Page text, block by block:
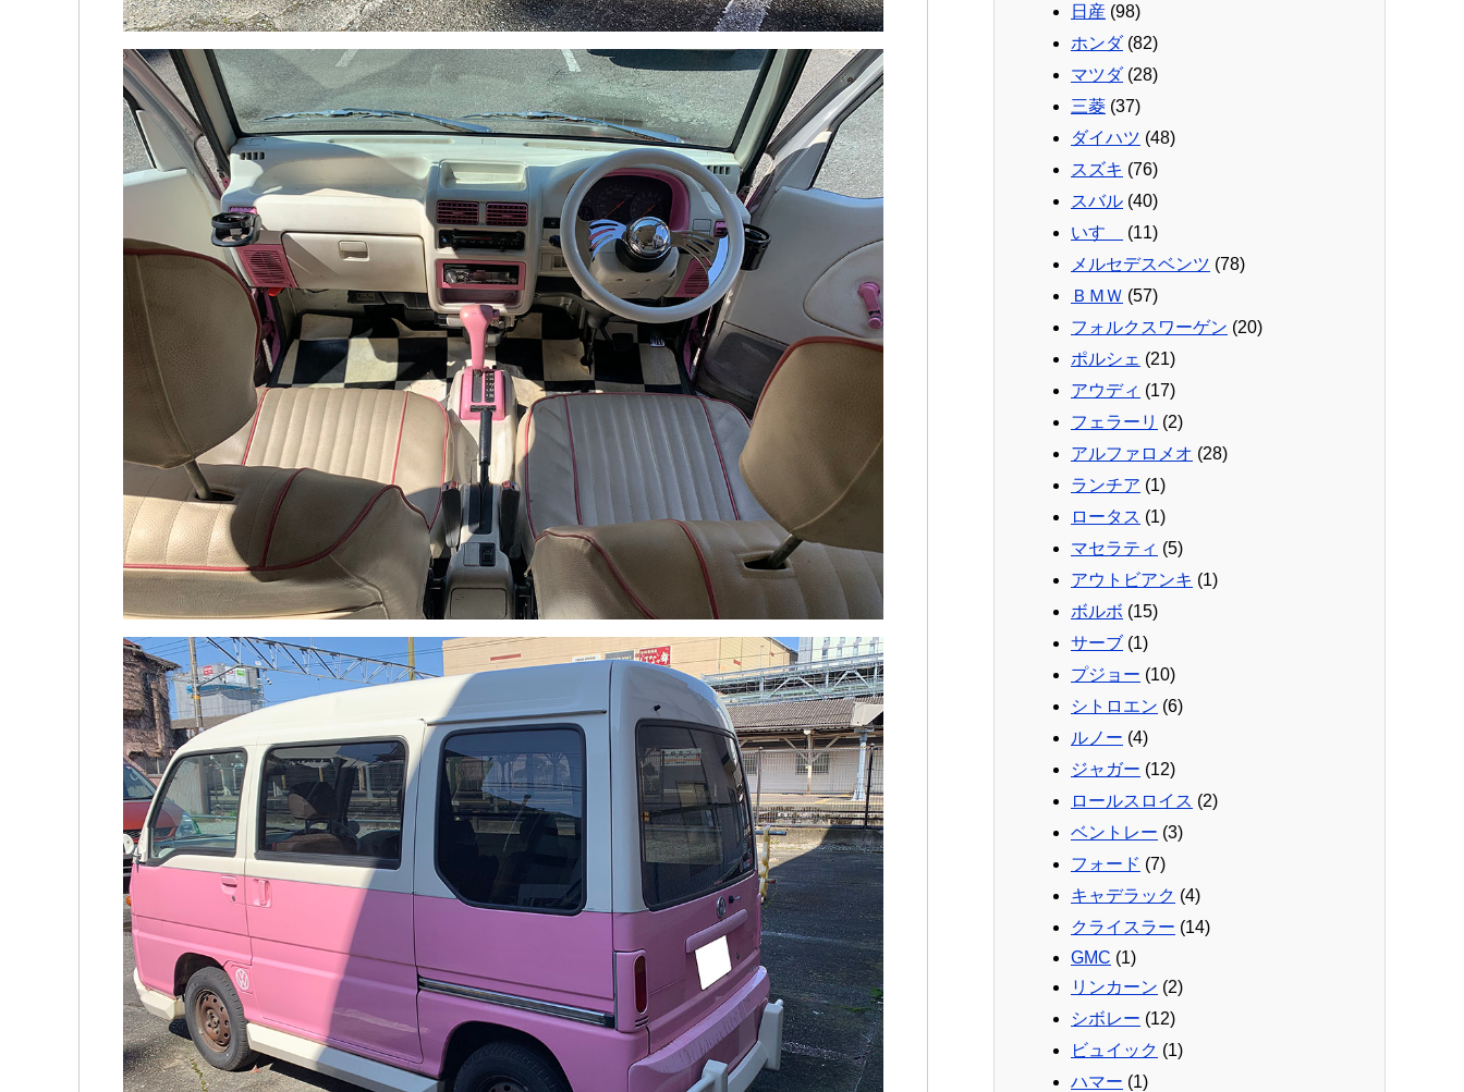
日産 (98)
ホンダ(82)
マツダ(28)
三菱 (37)
ダイハツ (48)
スズキ (76)
スバル (40)
いすゞ
(11)
メルセデスベンツ (78)
ＢＭＷ (57)
フォルクスワーゲン (20)
ポルシェ (21)
アウディ (17)
フェラーリ (2)
アルファロメオ (28)
ランチア (1)
ロータス (1)
マセラティ (5)
アウトビアンキ (1)
ボルボ (15)
サーブ (1)
プジョー (10)
シトロエン (6)
ルノー (4)
ジャガー (12)
ロールスロイス (2)
ベントレー (3)
フォード (7)
キャデラック (4)
クライスラー (14)
GMC (1)
リンカーン (2)
シボレー (12)
ビュイック (1)
ハマー (1)